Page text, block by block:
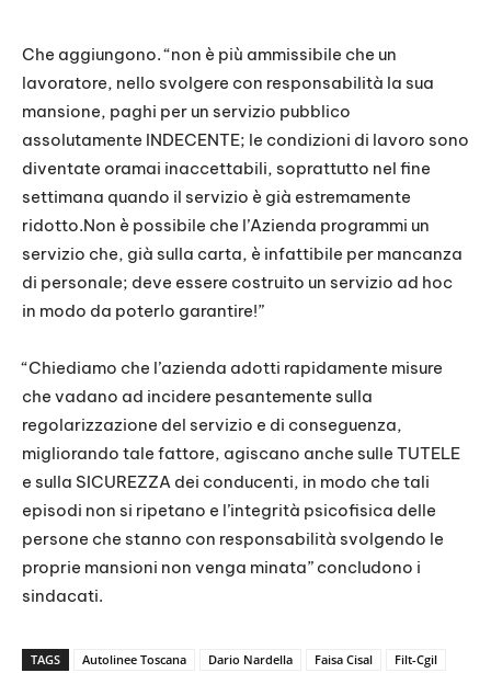
Che aggiungono. “non è più ammissibile che un
lavoratore, nello svolgere con responsabilità la sua
mansione, paghi per un servizio pubblico
assolutamente INDECENTE; le condizioni di lavoro sono
diventate oramai inaccettabili, soprattutto nel fine
settimana quando il servizio è già estremamente
ridotto.Non è possibile che l’Azienda programmi un
servizio che, già sulla carta, è infattibile per mancanza
di personale; deve essere costruito un servizio ad hoc
in modo da poterlo garantire!”
“Chiediamo che l’azienda adotti rapidamente misure
che vadano ad incidere pesantemente sulla
regolarizzazione del servizio e di conseguenza,
migliorando tale fattore, agiscano anche sulle TUTELE
e sulla SICUREZZA dei conducenti, in modo che tali
episodi non si ripetano e l’integrità psicofisica delle
persone che stanno con responsabilità svolgendo le
proprie mansioni non venga minata” concludono i
sindacati.
TAGS Autolinee Toscana Dario Nardella Faisa Cisal
Filt-Cgil